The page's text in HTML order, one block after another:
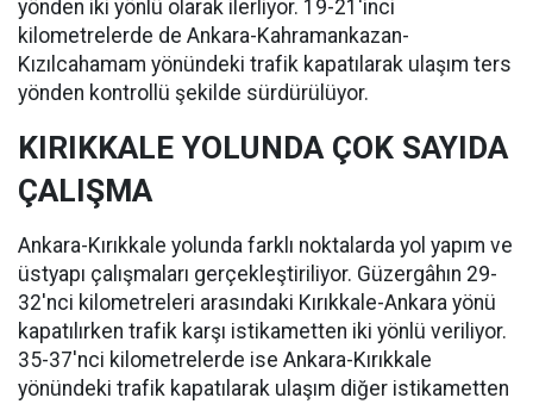
yönden iki yönlü olarak ilerliyor. 19-21'inci
kilometrelerde de Ankara-Kahramankazan-
Kızılcahamam yönündeki trafik kapatılarak ulaşım ters
yönden kontrollü şekilde sürdürülüyor.
KIRIKKALE YOLUNDA ÇOK SAYIDA
ÇALIŞMA
Ankara-Kırıkkale yolunda farklı noktalarda yol yapım ve
üstyapı çalışmaları gerçekleştiriliyor. Güzergâhın 29-
32'nci kilometreleri arasındaki Kırıkkale-Ankara yönü
kapatılırken trafik karşı istikametten iki yönlü veriliyor.
35-37'nci kilometrelerde ise Ankara-Kırıkkale
yönündeki trafik kapatılarak ulaşım diğer istikametten